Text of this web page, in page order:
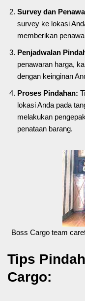
Survey dan
survey ke lokasi
memberikan
Penjadwalan
penawaran harga,
dengan keinginan
Proses Pindahan:
lokasi Anda pada
melakukan
penataan barang.
Boss Cargo team
Tips
Cargo: